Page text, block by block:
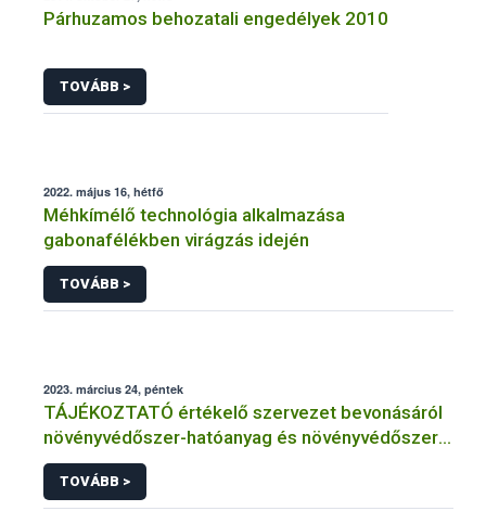
Párhuzamos behozatali engedélyek 2010
TOVÁBB >
2022. május 16, hétfő
Méhkímélő technológia alkalmazása
gabonafélékben virágzás idején
TOVÁBB >
2023. március 24, péntek
TÁJÉKOZTATÓ értékelő szervezet bevonásáról
növényvédőszer-hatóanyag és növényvédőszer
engedélyezésére, továbbá a meglévő engedély
meghosszabbítására vagy módosítására irányuló
TOVÁBB >